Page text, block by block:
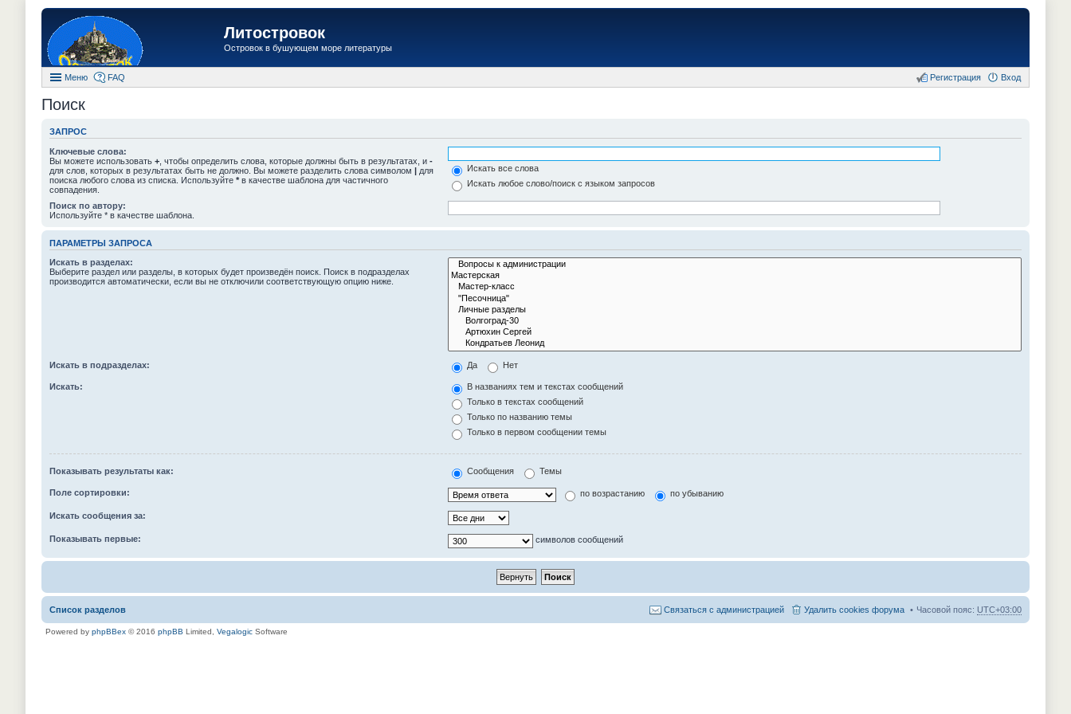
Литостровок
Островок в бушующем море литературы
Меню FAQ Вход
Регистрация
Поиск
ЗАПРОС
Ключевые слова:
Вы можете использовать + , чтобы определить слова, которые должны быть в результатах, и -
для слов, которых в результатах быть не должно. Вы можете разделить слова символом | для
поиска любого слова из списка. Используйте * в качестве шаблона для частичного
совпадения.
Искать все слова
Искать любое слово/поиск с языком запросов
Поиск по автору:
Используйте * в качестве шаблона.
ПАРАМЕТРЫ ЗАПРОСА
Искать в разделах:
Выберите раздел или разделы, в которых будет произведён поиск. Поиск в подразделах
производится автоматически, если вы не отключили соответствующую опцию ниже.
Искать в подразделах: Да Нет
Искать:
В названиях тем и текстах сообщений
Только в текстах сообщений
Только по названию темы
Только в первом сообщении темы
Показывать результаты как: Сообщения Темы
Поле сортировки: по возрастанию по убыванию
Искать сообщения за:
Показывать первые: символов сообщений
Список разделов Часовой пояс: UTC+03:00
Удалить cookies форума
Связаться с администрацией
Powered by phpBBex © 2016 phpBB Limited, Vegalogic Software